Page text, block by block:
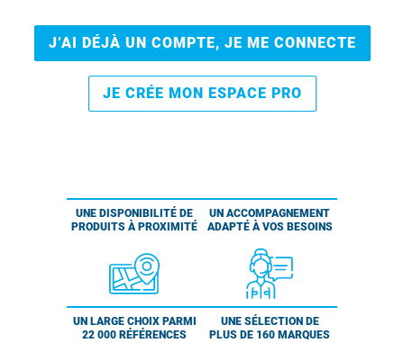
J’AI DÉJÀ UN COMPTE, JE ME CONNECTE
JE CRÉE MON ESPACE PRO
UNE DISPONIBILITÉ DE
PRODUITS À PROXIMITÉ
UN ACCOMPAGNEMENT
ADAPTÉ À VOS BESOINS
UN LARGE CHOIX PARMI
22 000 RÉFÉRENCES
UNE SÉLECTION DE
PLUS DE 160 MARQUES